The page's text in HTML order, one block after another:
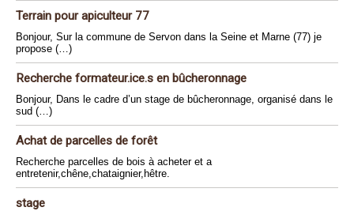
Terrain pour apiculteur 77
Bonjour, Sur la commune de Servon dans la Seine et Marne (77) je
propose (…)
Recherche formateur.ice.s en bûcheronnage
Bonjour, Dans le cadre d’un stage de bûcheronnage, organisé dans le
sud (…)
Achat de parcelles de forêt
Recherche parcelles de bois à acheter et a
entretenir,chêne,chataignier,hêtre.
stage